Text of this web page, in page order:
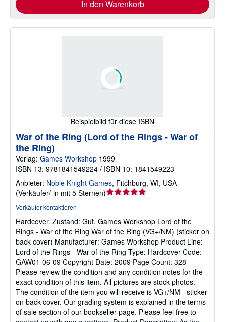
In den Warenkorb
Beispielbild für diese ISBN
War of the Ring (Lord of the Rings - War of
the Ring)
Verlag: Games Workshop 1999
ISBN 13: 9781841549224 / ISBN 10: 1841549223
Anbieter: Noble Knight Games, Fitchburg, WI, USA
(Verkäufer/-in mit 5 Sternen)Verkäuferbewertung
5
Sternen
Verkäufer kontaktieren
Hardcover. Zustand: Gut. Games Workshop Lord of the
Rings - War of the Ring War of the Ring (VG+/NM) (sticker on
back cover) Manufacturer: Games Workshop Product Line:
Lord of the Rings - War of the Ring Type: Hardcover Code:
GAW01-06-09 Copyright Date: 2009 Page Count: 328
Please review the condition and any condition notes for the
exact condition of this item. All pictures are stock photos.
The condition of the item you will receive is VG+/NM - sticker
on back cover. Our grading system is explained in the terms
of sale section of our bookseller page. Please feel free to